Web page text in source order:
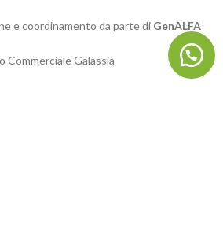
e coordinamento da parte di GenALFA
Commerciale Galassia